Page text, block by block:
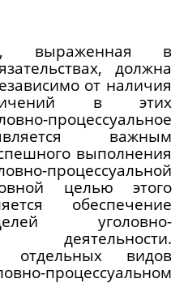
выраженная в
должна
от наличия
в этих
процессуальное
важным
выполнения
целью этого
обеспечение
уголовно-
деятельности.
отдельных видов
процессуальном